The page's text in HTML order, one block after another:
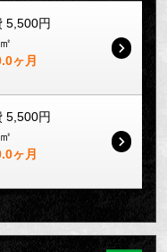
5,500円
ヶ月
5,500円
ヶ月